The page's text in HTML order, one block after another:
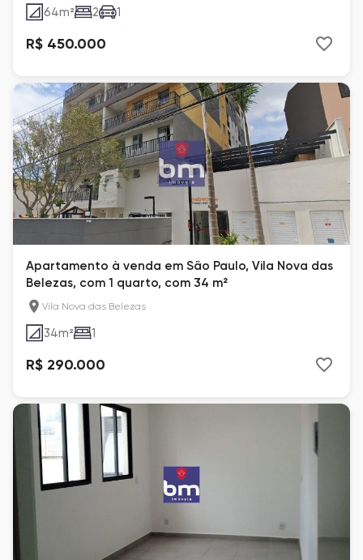
64m² 2 1
R$ 450.000
Apartamento à venda em São Paulo, Vila Nova das
Belezas, com 1 quarto, com 34 m²
Vila Nova das Belezas
34m² 1
R$ 290.000